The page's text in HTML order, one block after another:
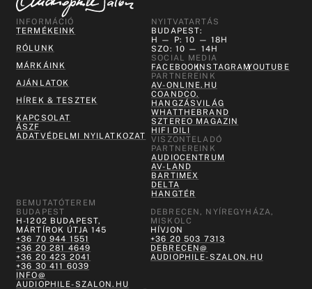
INFORMÁCIÓ
TERMÉKEINK
RÓLUNK
MÁRKÁINK
AJÁNLATOK
HÍREK & TESZTEK
KAPCSOLAT
ÁSZF
ADATVÉDELMI NYILATKOZAT
NYITVATARTÁS
BUDAPEST:
H — P: 10 — 18H
SZO: 10 — 14H
SOCIAL MEDIA
FACEBOOKINSTAGRAMYOUTUBE
PARTNEREINK
AV-ONLINE.HU
COANDCO.
HANGZÁSVILÁG
WHATTHEBRAND
SZTEREO MAGAZIN
HIFI DILI
VISZONTELADÓ
PARTNEREINK
AUDIOCENTRUM
AV-LAND
BARTIMEX
DELTA
HANGTÉR
BEMUTATÓTEREM
BUDAPEST
H-1202 BUDAPEST,
MÁRTÍROK ÚTJA 145
+36 70 944 1551
+36 20 281 4649
+36 20 423 2041
+36 30 411 6039
INFO@
AUDIOPHILE-SZALON.HU
DEBRECEN, NYÍREGYHÁZA,
MISKOLC
HÍVJON
+36 20 503 7313
DEBRECEN@
AUDIOPHILE-SZALON.HU